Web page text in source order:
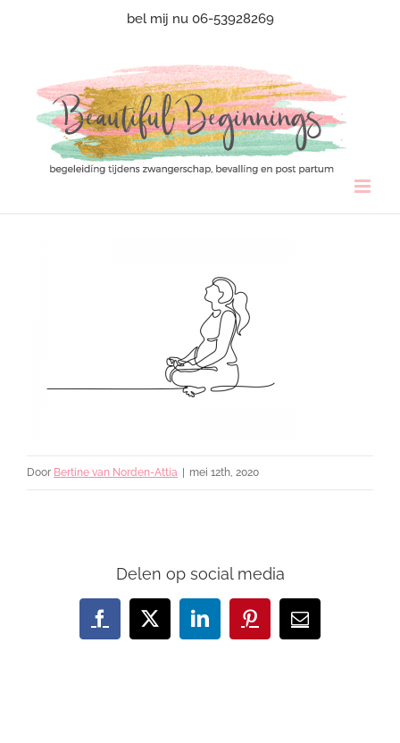
bel mij nu 06-53928269
Door Bertine van Norden-Attia | mei 12th, 2020
Delen op social media
Facebook
X LinkedInPinterest
E-
mail